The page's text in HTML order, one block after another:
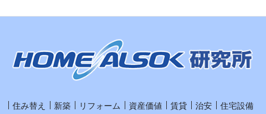
住み替え 新築 リフォーム 資産価値 賃貸 治安
住宅設備